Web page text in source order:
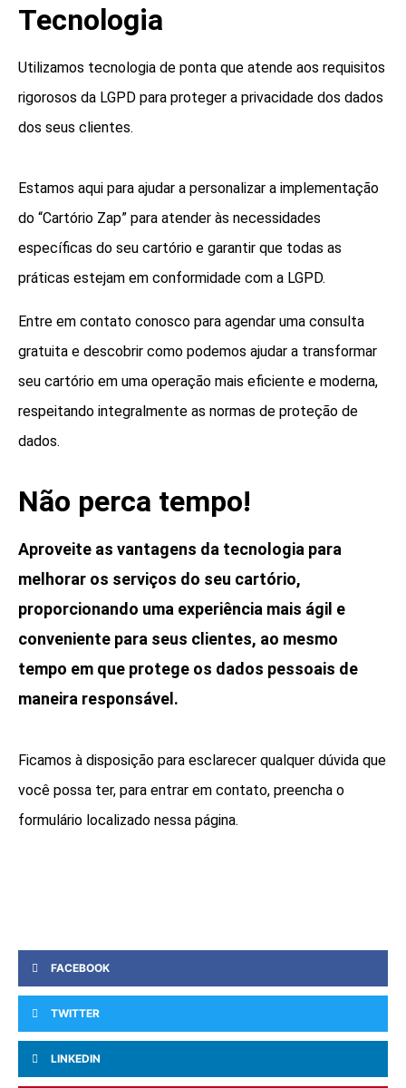
Tecnologia
Utilizamos tecnologia de ponta que atende aos requisitos
rigorosos da LGPD para proteger a privacidade dos dados
dos seus clientes.
Estamos aqui para ajudar a personalizar a implementação
do “Cartório Zap” para atender às necessidades
específicas do seu cartório e garantir que todas as
práticas estejam em conformidade com a LGPD.
Entre em contato conosco para agendar uma consulta
gratuita e descobrir como podemos ajudar a transformar
seu cartório em uma operação mais eficiente e moderna,
respeitando integralmente as normas de proteção de
dados.
Não perca tempo!
Aproveite as vantagens da tecnologia para
melhorar os serviços do seu cartório,
proporcionando uma experiência mais ágil e
conveniente para seus clientes, ao mesmo
tempo em que protege os dados pessoais de
maneira responsável.
Ficamos à disposição para esclarecer qualquer dúvida que
você possa ter, para entrar em contato, preencha o
formulário localizado nessa página.
FACEBOOK
TWITTER
LINKEDIN